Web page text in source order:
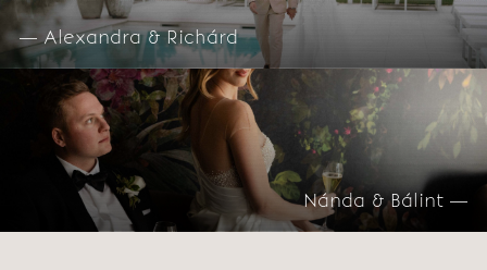
— Alexandra & Richárd
Nánda & Bálint —